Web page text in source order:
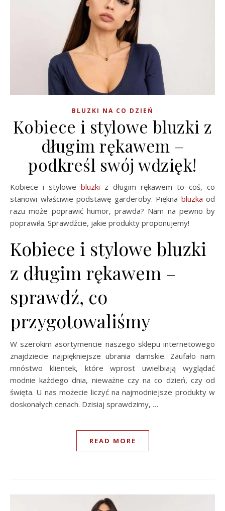
BLUZKI NA CO DZIEŃ
Kobiece i stylowe bluzki z
długim rękawem –
podkreśl swój wdzięk!
Kobiece i stylowe bluzki z długim rękawem to coś, co
stanowi właściwie podstawę garderoby. Piękna bluzka od
razu może poprawić humor, prawda? Nam na pewno by
poprawiła. Sprawdźcie, jakie produkty proponujemy!
Kobiece i stylowe bluzki
z długim rękawem –
sprawdź, co
przygotowaliśmy
W szerokim asortymencie naszego sklepu internetowego
znajdziecie najpiękniejsze ubrania damskie. Zaufało nam
mnóstwo klientek, które wprost uwielbiają wyglądać
modnie każdego dnia, nieważne czy na co dzień, czy od
święta. U nas możecie liczyć na najmodniejsze produkty w
doskonałych cenach. Dzisiaj sprawdzimy, …
READ MORE